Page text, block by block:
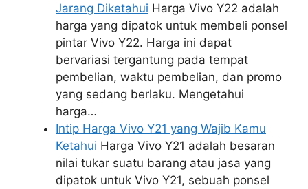
Jarang Diketahui Harga Vivo Y22 adalah
harga yang dipatok untuk membeli ponsel
pintar Vivo Y22. Harga ini dapat
bervariasi tergantung pada tempat
pembelian, waktu pembelian, dan promo
yang sedang berlaku. Mengetahui
harga…
Intip Harga Vivo Y21 yang Wajib Kamu
Ketahui Harga Vivo Y21 adalah besaran
nilai tukar suatu barang atau jasa yang
dipatok untuk Vivo Y21, sebuah ponsel